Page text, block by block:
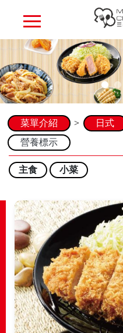
Previous
菜單介紹 日式
營養標示
主食 小菜